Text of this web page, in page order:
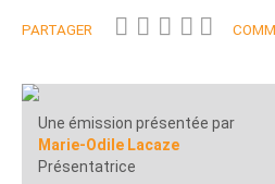
PARTAGER
Une émission présentée par
Marie-Odile Lacaze
Présentatrice